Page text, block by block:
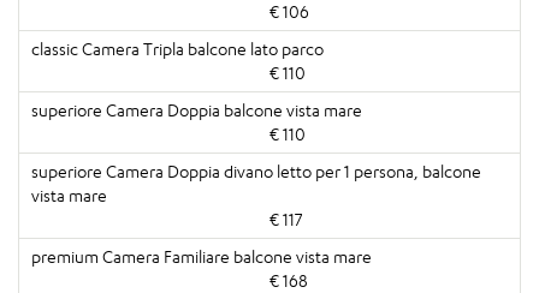
€ 106
€ 110
€ 110
€ 117
€ 168